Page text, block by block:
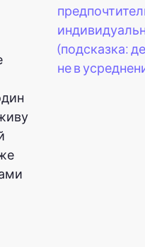
(подсказка:
не в